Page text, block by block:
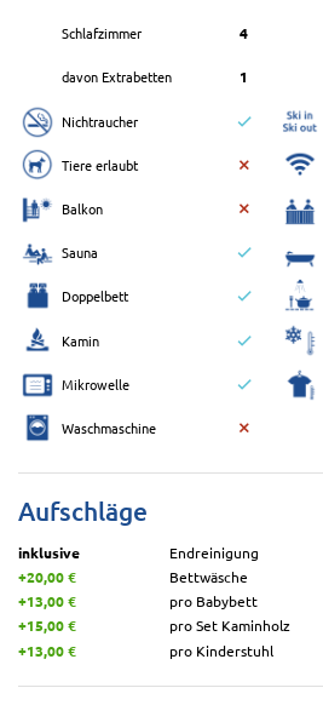
Schlafzimmer 4
davon Extrabetten 1
Nichtraucher
Tiere erlaubt
Balkon
Sauna
Doppelbett
Kamin
Mikrowelle
Waschmaschine
Aufschläge
inklusive
Endreinigung
+20,00 €
Bettwäsche
+13,00 €
pro Babybett
+15,00 €
pro Set Kaminholz
+13,00 €
pro Kinderstuhl